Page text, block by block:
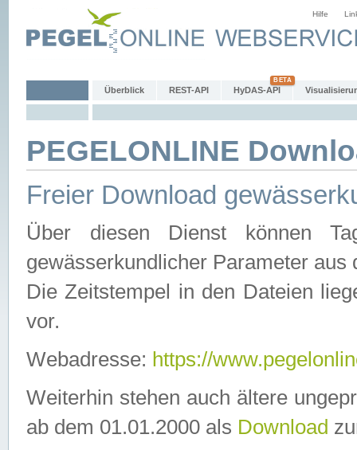
Hilfe
Überblick REST-API HyDAS-API
PEGELONLINE
Freier Download
Über diesen Dienst können
gewässerkundlicher Parameter aus
Die Zeitstempel in den Dateien
vor.
Webadresse: https://
Weiterhin stehen auch ältere
ab dem 01.01.2000 als Download